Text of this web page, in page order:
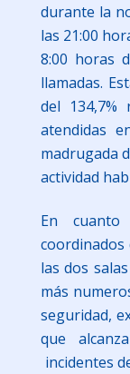
durante la
las 21:00
8:00 horas
llamadas.
del 134,7%
atendidas
madrugada
actividad
En
coordinados
las dos
más
seguridad,
que
incidentes